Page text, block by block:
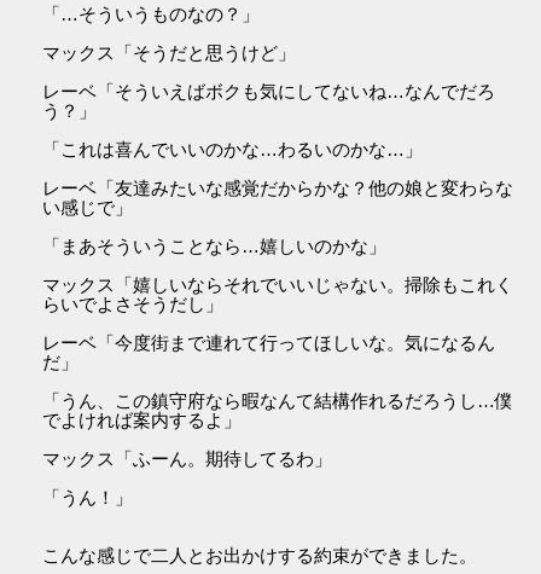
「…そういうものなの？」
マックス「そうだと思うけど」
レーベ「そういえばボクも気にしてないね…なんでだろ
う？」
「これは喜んでいいのかな…わるいのかな…」
レーベ「友達みたいな感覚だからかな？他の娘と変わらな
い感じで」
「まあそういうことなら…嬉しいのかな」
マックス「嬉しいならそれでいいじゃない。掃除もこれく
らいでよさそうだし」
レーベ「今度街まで連れて行ってほしいな。気になるん
だ」
「うん、この鎮守府なら暇なんて結構作れるだろうし…僕
でよければ案内するよ」
マックス「ふーん。期待してるわ」
「うん！」
こんな感じで二人とお出かけする約束ができました。